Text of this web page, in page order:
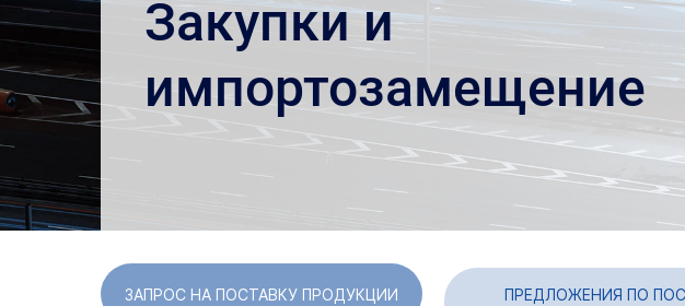
Закупки и
импортозамещение
ЗАПРОС НА ПОСТАВКУ ПРОДУКЦИИ
ПРЕДЛОЖЕНИЯ ПО